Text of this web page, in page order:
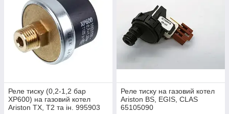
Реле тиску (0,2-1,2 бар
XP600) на газовий котел
Ariston TX, T2 та ін. 995903
Реле тиску на газовий котел
Ariston BS, EGIS, CLAS
65105090